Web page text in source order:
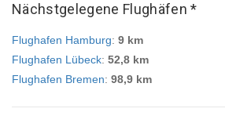
Nächstgelegene Flughäfen *
Flughafen Hamburg: 9 km
Flughafen Lübeck: 52,8 km
Flughafen Bremen: 98,9 km